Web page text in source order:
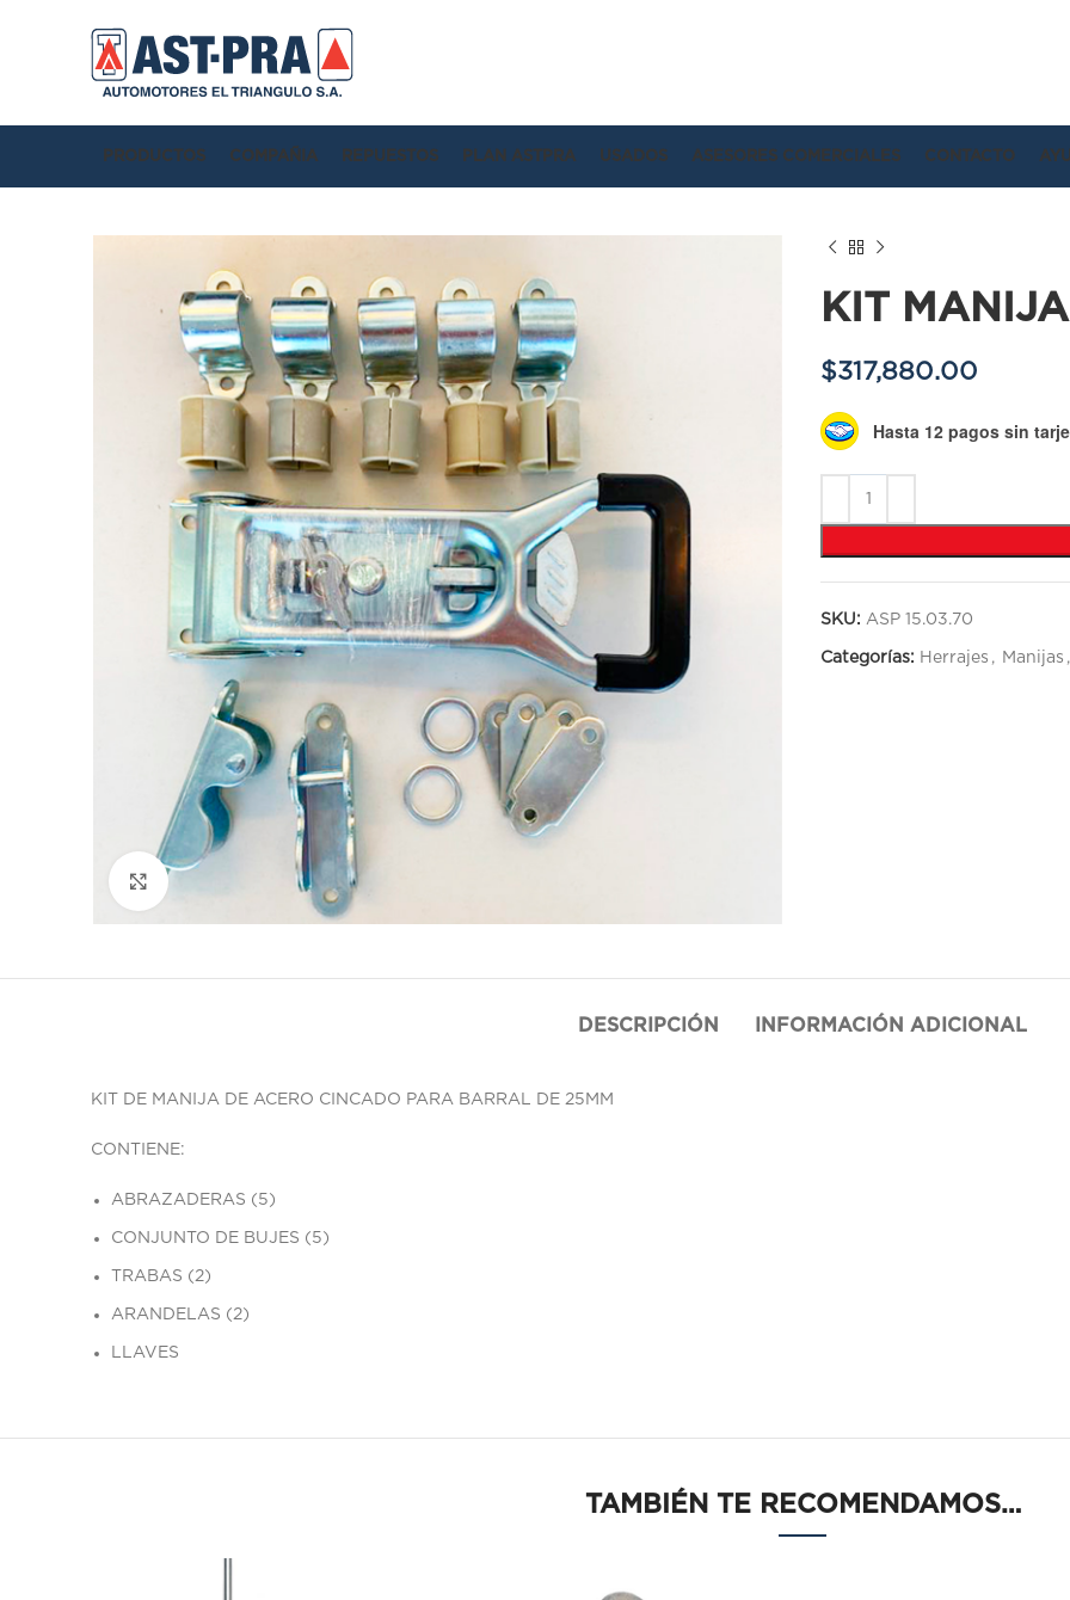
PRODUCTOS COMPAÑIA REPUESTOS PLAN ASTPRA USADOS ASESORES COMERCIALES CONTACTO
KIT
$317,880.00
Hasta 12 pagos sin
SKU: ASP 15.03.70
Categorías: Herrajes , Manijas ,
DESCRIPCIÓN INFORMACIÓN ADICIONAL
KIT DE MANIJA DE ACERO CINCADO PARA BARRAL DE 25MM
CONTIENE:
ABRAZADERAS (5)
CONJUNTO DE BUJES (5)
TRABAS (2)
ARANDELAS (2)
LLAVES
TAMBIÉN TE RECOMENDAMOS…